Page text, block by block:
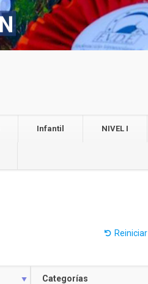
Infantil NIVEL I
Reiniciar
Categorías